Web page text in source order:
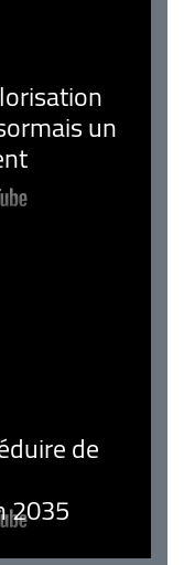
un
de
2035